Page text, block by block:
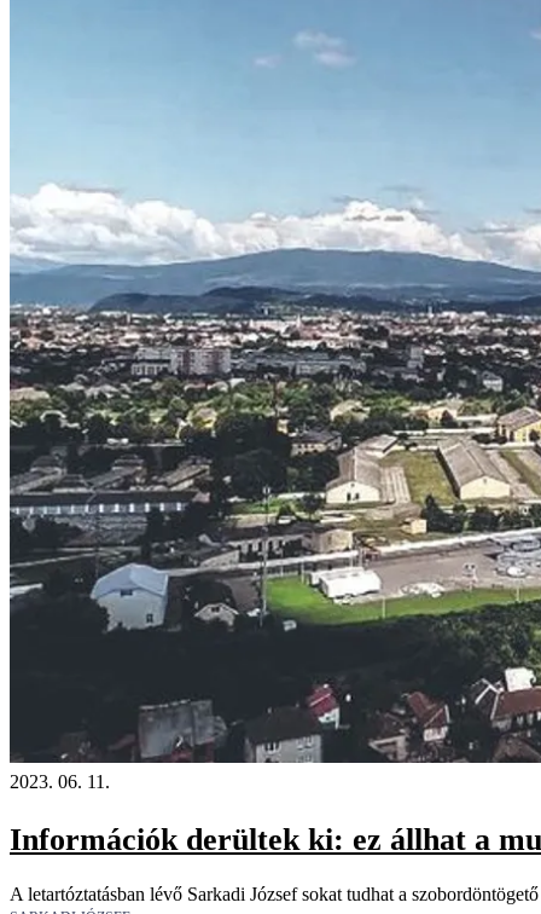
2023. 06. 11.
Információk derültek ki: ez állhat a
A letartóztatásban lévő Sarkadi József sokat tudhat a